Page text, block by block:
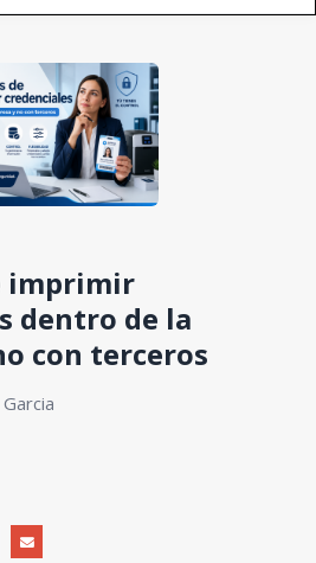
imprimir
dentro de la
con terceros